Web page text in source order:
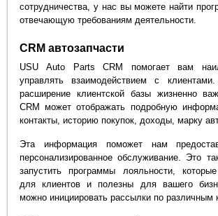
сотрудничества, у нас вы можете найти
отвечающую требованиям деятельности.
CRM автозапчасти
USU Auto Parts CRM помогает вам
управлять взаимодействием с
расширение клиентской базы жизненно
CRM может отображать подробную
контакты, историю покупок, доходы, марку
Эта информация поможет нам
персонализированное обслуживание. Это
запустить программы лояльности,
для клиентов и полезны для вашего
можно инициировать рассылки по различным